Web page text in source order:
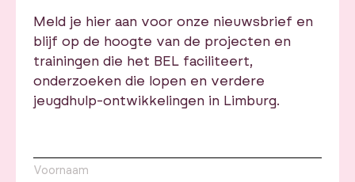
Meld je hier aan voor onze nieuwsbrief en
blijf op de hoogte van de projecten en
trainingen die het BEL faciliteert,
onderzoeken die lopen en verdere
jeugdhulp-ontwikkelingen in Limburg.
Voornaam